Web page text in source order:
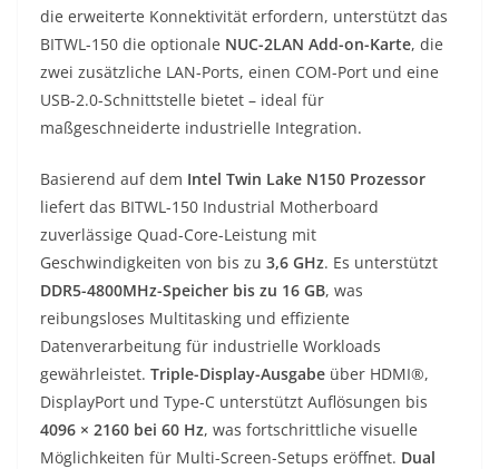
die erweiterte Konnektivität erfordern, unterstützt das
BITWL-150 die optionale NUC-2LAN Add-on-Karte, die
zwei zusätzliche LAN-Ports, einen COM-Port und eine
USB-2.0-Schnittstelle bietet – ideal für
maßgeschneiderte industrielle Integration.
Basierend auf dem Intel Twin Lake N150 Prozessor
liefert das BITWL-150 Industrial Motherboard
zuverlässige Quad-Core-Leistung mit
Geschwindigkeiten von bis zu 3,6 GHz. Es unterstützt
DDR5-4800MHz-Speicher bis zu 16 GB, was
reibungsloses Multitasking und effiziente
Datenverarbeitung für industrielle Workloads
gewährleistet. Triple-Display-Ausgabe über HDMI®,
DisplayPort und Type-C unterstützt Auflösungen bis
4096 × 2160 bei 60 Hz, was fortschrittliche visuelle
Möglichkeiten für Multi-Screen-Setups eröffnet. Dual